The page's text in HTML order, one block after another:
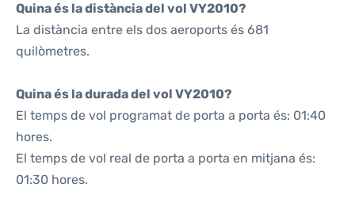
Quina és la distància del vol VY2010?
La distància entre els dos aeroports és 681
quilòmetres.
Quina és la durada del vol VY2010?
El temps de vol programat de porta a porta és: 01:40
hores.
El temps de vol real de porta a porta en mitjana és:
01:30 hores.